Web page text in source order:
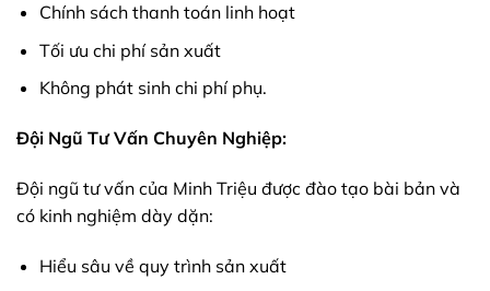
Chính sách thanh toán linh hoạt
Tối ưu chi phí sản xuất
Không phát sinh chi phí phụ.
Đội Ngũ Tư Vấn Chuyên Nghiệp:
Đội ngũ tư vấn của Minh Triệu được đào tạo bài bản và
có kinh nghiệm dày dặn:
Hiểu sâu về quy trình sản xuất